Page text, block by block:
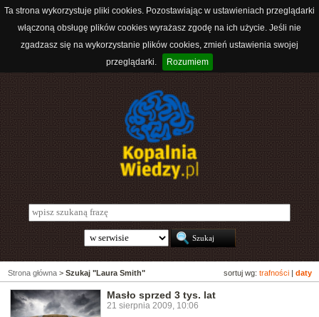
Ta strona wykorzystuje pliki cookies. Pozostawiając w ustawieniach przeglądarki
włączoną obsługę plików cookies wyrażasz zgodę na ich użycie. Jeśli nie
zgadzasz się na wykorzystanie plików cookies, zmień ustawienia swojej
przeglądarki.
Rozumiem
sortuj wg: trafności daty
Strona główna > Szukaj "Laura Smith"
Masło sprzed 3 tys. lat
21 sierpnia 2009, 10:06